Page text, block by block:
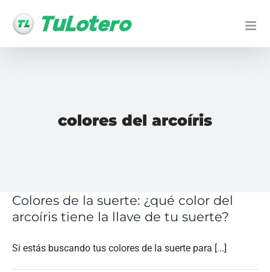
colores del arcoíris
Colores de la suerte: ¿qué color del
arcoíris tiene la llave de tu suerte?
Si estás buscando tus colores de la suerte para [...]